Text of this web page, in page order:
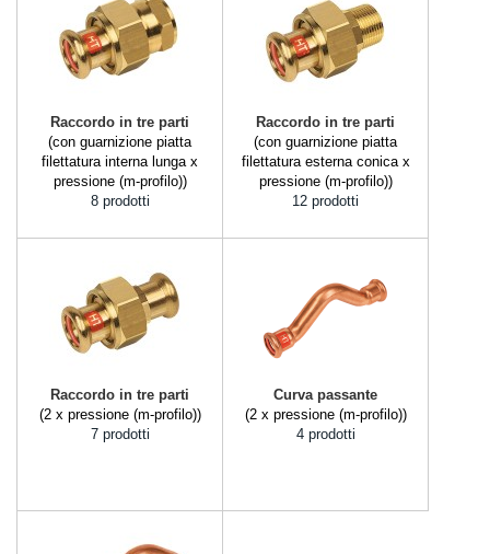
Raccordo in tre parti
(con guarnizione piatta
filettatura interna lunga x
pressione (m-profilo))
8 prodotti
Raccordo in tre parti
(con guarnizione piatta
filettatura esterna conica x
pressione (m-profilo))
12 prodotti
Raccordo in tre parti
(2 x pressione (m-profilo))
7 prodotti
Curva passante
(2 x pressione (m-profilo))
4 prodotti